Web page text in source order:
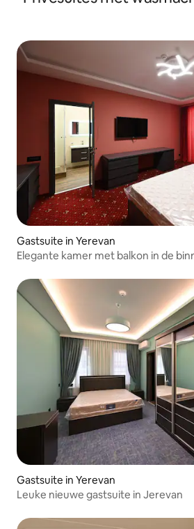
Gastsuite in Yerevan
Elegante kamer met balkon in de
Gastsuite in Yerevan
Leuke nieuwe gastsuite in Jerevan